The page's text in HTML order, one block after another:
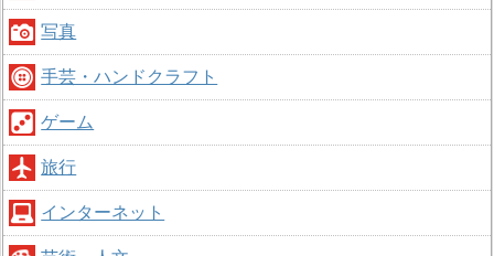
写真
手芸・ハンドクラフト
ゲーム
旅行
インターネット